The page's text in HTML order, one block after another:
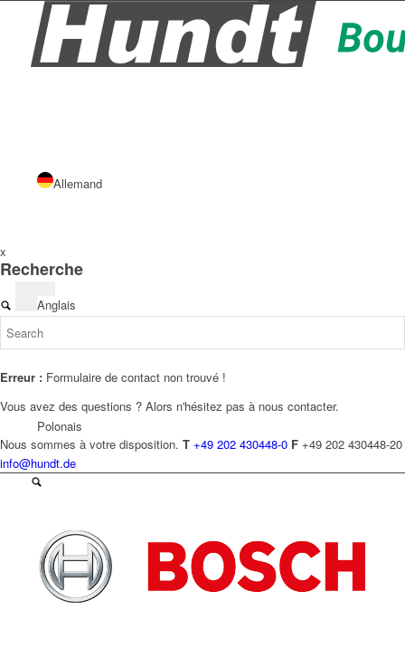
Allemand
Anglais
Polonais
Tchèque
x
Recherche
Erreur : Formulaire de contact non trouvé !
Vous avez des questions ? Alors n'hésitez pas à nous contacter.
Nous sommes à votre disposition. T +49 202 430448-0 F +49 202 430448-20
info@hundt.de